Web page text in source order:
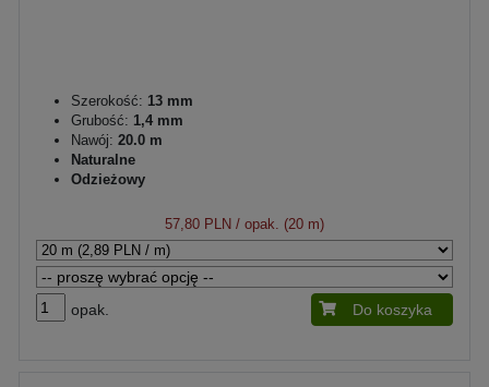
Szerokość: 13 mm
Grubość: 1,4 mm
Nawój: 20.0 m
Naturalne
Odzieżowy
57,80 PLN / opak. (20 m)
opak. Do koszyka